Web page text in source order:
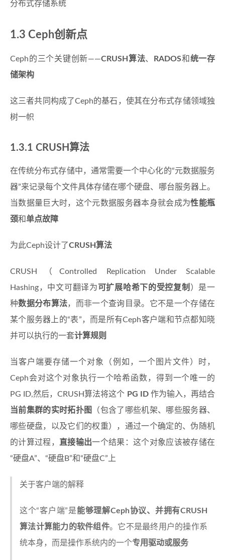
分布式存储系统
1.3 Ceph创新点
Ceph的三个关键创新——CRUSH算法、 RADOS和 统一存
储架构
这三者共同构成了Ceph的基石，使其在分布式存储领域独
树一帜
1.3.1 CRUSH算法
在传统分布式存储中，通常需要一个中心化的“元数据服务
器”来记录每个文件具体存储在哪个硬盘、哪台服务器上。
当数据量巨大时，这个元数据服务器本身就会成为性能瓶
颈和单点故障
为此Ceph设计了CRUSH算法
CRUSH（Controlled Replication Under Scalable
Hashing，中文可翻译为 可扩展哈希下的受控复制 ）是一
种数据分布算法，而非一个查询目录。它不是一个存储在
某个服务器上的“表”，而是所有Ceph客户端和节点都知晓
并可以执行的一套计算规则
当客户端要存储一个对象（例如，一个图片文件）时，
Ceph会对这个对象执行一个哈希函数，得到一个唯一的
PG ID,然后，CRUSH算法将这个 PG ID作为输入，再结合
当前集群的实时拓扑图
（包含了哪些机架、哪些服务器、
哪些硬盘，以及它们的权重），通过一个确定的、伪随机
的计算过程，
直接输出一个结果：这个对象应该被存储在
“硬盘A”、“硬盘B”和“硬盘C”上
关于客户端的解释
这个“客户端”是能够理解Ceph协议、并拥有CRUSH
算法计算能力的软件组件。它不是最终用户的操作系
统本身，而是操作系统内的一个专用驱动或服务